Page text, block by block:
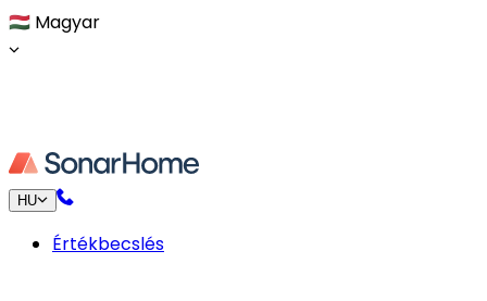
🇭🇺 Magyar
HU
Értékbecslés